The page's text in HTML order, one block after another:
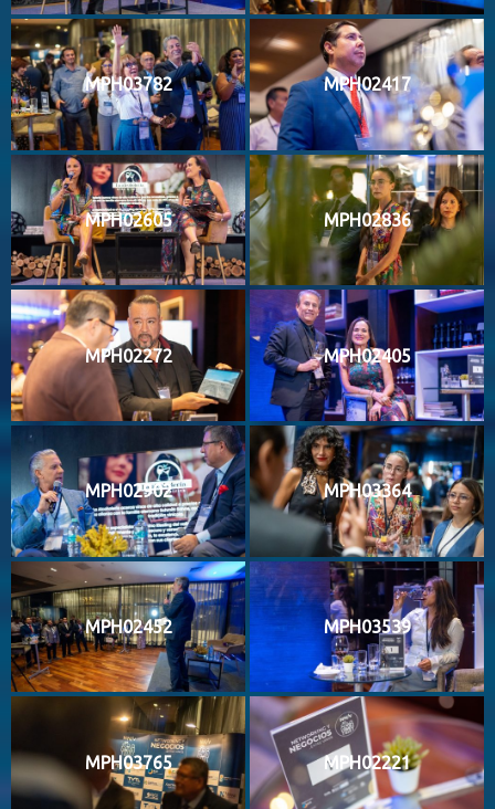
MPH03782 MPH02417
MPH02605 MPH02836
MPH02272 MPH02405
MPH02902 MPH03364
MPH02452 MPH03539
MPH03765 MPH02221